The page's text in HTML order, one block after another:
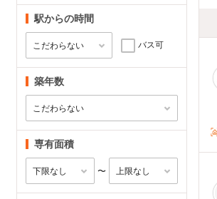
駅からの時間
バス可
築年数
専有面積
〜